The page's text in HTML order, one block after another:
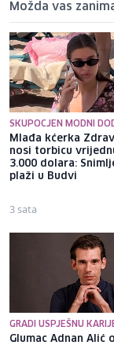
Možda vas
SKUPOCJEN MODNI
Mlađa kćerka
nosi torbicu
3.000 dolara:
plaži u Budvi
3 sata
GRADI USPJEŠNU
Glumac Adnan Alić